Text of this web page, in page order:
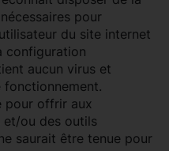
pour
du site internet
configuration
aucun virus et
pour offrir aux
ou des outils
saurait être tenue pour